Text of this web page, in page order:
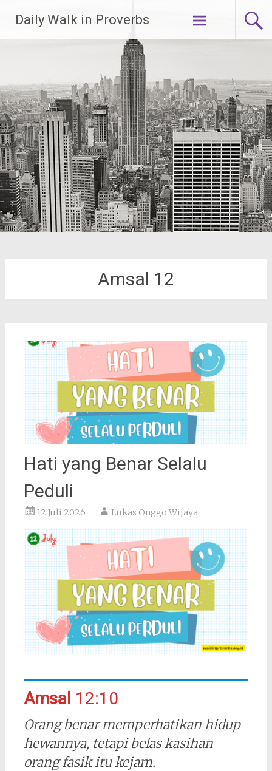
konten
Daily Walk in Proverbs
Amsal 12
Hati yang Benar Selalu
Peduli
12 Juli 2026 Lukas Onggo Wijaya
Amsal 12:10
Orang benar memperhatikan hidup
hewannya, tetapi belas kasihan
orang fasik itu kejam.